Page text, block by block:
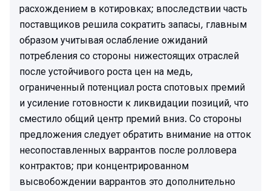
расхождением в котировках; впоследствии часть
поставщиков решила сократить запасы, главным
образом учитывая ослабление ожиданий
потребления со стороны нижестоящих отраслей
после устойчивого роста цен на медь,
ограниченный потенциал роста спотовых премий
и усиление готовности к ликвидации позиций, что
сместило общий центр премий вниз. Со стороны
предложения следует обратить внимание на отток
несопоставленных варрантов после ролловера
контрактов; при концентрированном
высвобождении варрантов это дополнительно